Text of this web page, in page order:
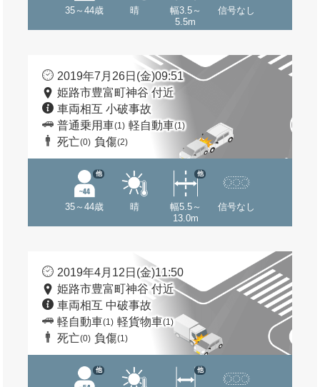
35～44歳 晴
幅3.5～
5.5m
信号なし
2019年7月26日(金)09:51
姫路市豊富町神谷 付近
車両相互 小破事故
普通乗用車(1) 軽自動車(1)
死亡(0) 負傷(2)
35～44歳
他
晴
幅5.5～
13.0m
他
信号なし
2019年4月12日(金)11:50
姫路市豊富町神谷 付近
車両相互 中破事故
軽自動車(1) 軽貨物車(1)
死亡(0) 負傷(1)
他 他